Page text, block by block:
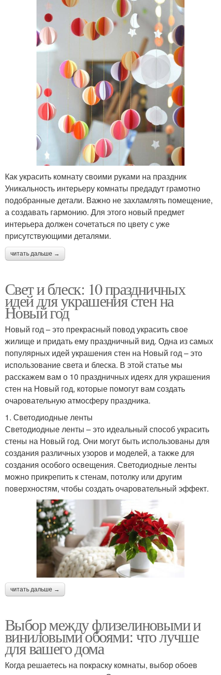
Как украсить комнату своими руками на праздник
Уникальность интерьеру комнаты предадут грамотно
подобранные детали. Важно не захламлять помещение,
а создавать гармонию. Для этого новый предмет
интерьера должен сочетаться по цвету с уже
присутствующими деталями.
читать дальше →
Свет и блеск: 10 праздничных
идей для украшения стен на
Новый год
Новый год – это прекрасный повод украсить свое
жилище и придать ему праздничный вид. Одна из самых
популярных идей украшения стен на Новый год – это
использование света и блеска. В этой статье мы
расскажем вам о 10 праздничных идеях для украшения
стен на Новый год, которые помогут вам создать
очаровательную атмосферу праздника.
1. Светодиодные ленты
Светодиодные ленты – это идеальный способ украсить
стены на Новый год. Они могут быть использованы для
создания различных узоров и моделей, а также для
создания особого освещения. Светодиодные ленты
можно прикрепить к стенам, потолку или другим
поверхностям, чтобы создать очаровательный эффект.
читать дальше →
Выбор между флизелиновыми и
виниловыми обоями: что лучше
для вашего дома
Когда решаетесь на покраску комнаты, выбор обоев